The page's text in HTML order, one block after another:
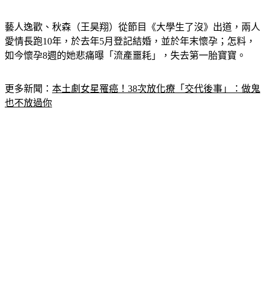
藝人逸歡、秋森（王昊翔）從節目《大學生了沒》出道，兩人
愛情長跑10年，於去年5月登記結婚，並於年末懷孕；怎料，
更多新聞：